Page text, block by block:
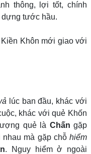
thông, lợi tốt, chính
dựng tước hầu.
Khôn mới giao với
lúc ban đầu, khác với
khác với quẻ Khốn
quẻ là Chấn gặp
mà gặp chỗ hiểm
. Nguy hiểm ở ngoài